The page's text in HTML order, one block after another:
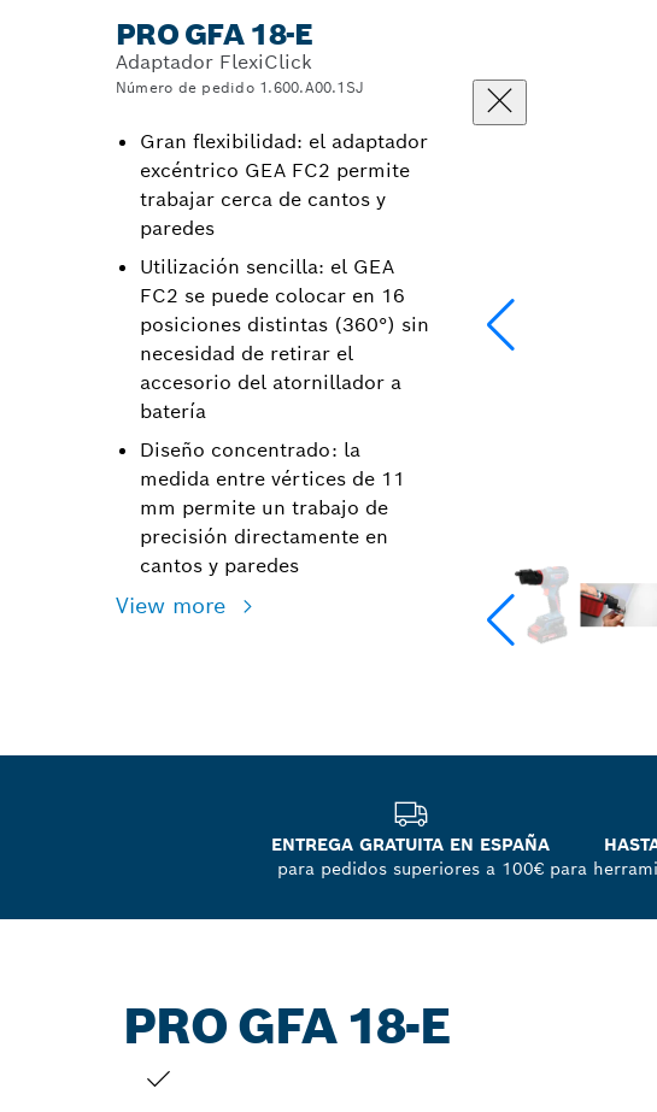
PRO GFA 18-E
Adaptador FlexiClick
Número de pedido 1.600.A00.1SJ
Gran flexibilidad: el adaptador
excéntrico GEA FC2 permite
trabajar cerca de cantos y
paredes
Utilización sencilla: el GEA
FC2 se puede colocar en 16
posiciones distintas (360°) sin
necesidad de retirar el
accesorio del atornillador a
batería
Diseño concentrado: la
medida entre vértices de 11
mm permite un trabajo de
precisión directamente en
cantos y paredes
View more
ENTREGA GRATUITA EN ESPAÑA
para pedidos superiores a 100€ para
PRO GFA 18-E